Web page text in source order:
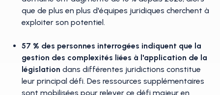
domaine ont augmenté de 10 % depuis 2025, alors
que de plus en plus d'équipes juridiques cherchent à
exploiter son potentiel.
57 % des personnes interrogées indiquent que
la
gestion des complexités liées à l'application de la
législation
dans différentes juridictions constitue
leur principal défi. Des ressources supplémentaires